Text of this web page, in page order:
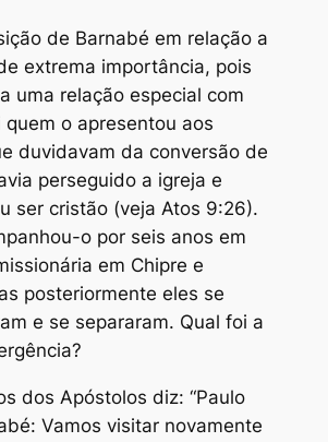
de Barnabé em relação a
extrema importância, pois
uma relação especial com
quem o apresentou aos
duvidavam da conversão de
perseguido a igreja e
ser cristão (veja Atos 9:26).
o por seis anos em
em Chipre e
posteriormente eles se
e se separaram. Qual foi a
dos Apóstolos diz: “Paulo
Vamos visitar novamente